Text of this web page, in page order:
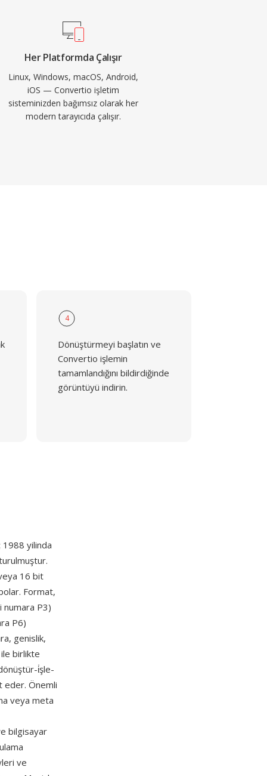
Her Platformda Çalışır
Linux, Windows, macOS, Android,
iOS — Convertio işletim
sisteminizden bağımsız olarak her
modern tarayıcıda çalışır.
4
Dönüştürmeyi başlatın ve
Convertio işlemin
tamamlandığını bildirdiğinde
görüntüyü indirin.
1988 yilinda
16 bit
Format,
numara P3)
P6)
genislik,
birlikte
i̇şle-
eder. Önemli
veya meta
bilgisayar
ve